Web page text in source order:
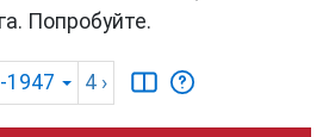
Попробуйте.
1947 4 ›